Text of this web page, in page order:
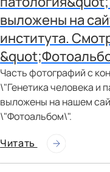
выложены на
института.
Часть фотографий с
\"Генетика человека и
выложены на нашем
\"Фотоальбом\".
Читать